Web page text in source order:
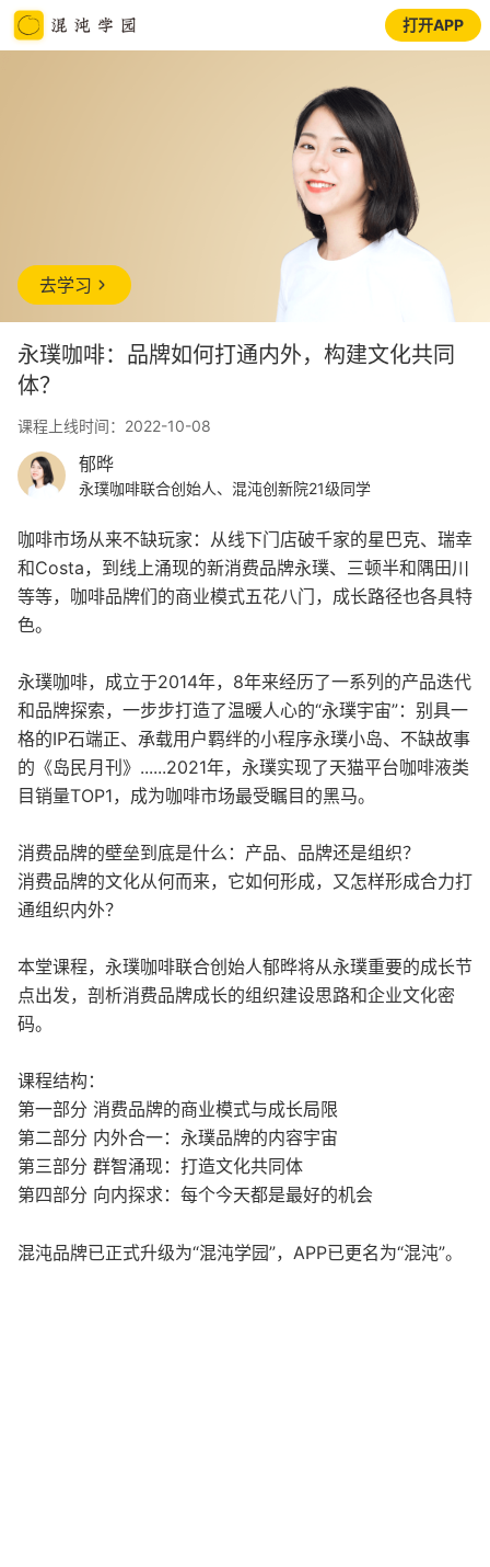
打开APP
去学习
永璞咖啡：品牌如何打通内外，构建文化共同
体？
课程上线时间：2022-10-08
郁晔
永璞咖啡联合创始人、混沌创新院21级同学
咖啡市场从来不缺玩家：从线下门店破千家的星巴克、瑞幸
和Costa，到线上涌现的新消费品牌永璞、三顿半和隅田川
等等，咖啡品牌们的商业模式五花八门，成长路径也各具特
色。
永璞咖啡，成立于2014年，8年来经历了一系列的产品迭代
和品牌探索，一步步打造了温暖人心的“永璞宇宙”：别具一
格的IP石端正、承载用户羁绊的小程序永璞小岛、不缺故事
的《岛民月刊》......2021年，永璞实现了天猫平台咖啡液类
目销量TOP1，成为咖啡市场最受瞩目的黑马。
消费品牌的壁垒到底是什么：产品、品牌还是组织？
消费品牌的文化从何而来，它如何形成，又怎样形成合力打
通组织内外？
本堂课程，永璞咖啡联合创始人郁晔将从永璞重要的成长节
点出发，剖析消费品牌成长的组织建设思路和企业文化密
码。
课程结构：
第一部分 消费品牌的商业模式与成长局限
第二部分 内外合一：永璞品牌的内容宇宙
第三部分 群智涌现：打造文化共同体
第四部分 向内探求：每个今天都是最好的机会
混沌品牌已正式升级为“混沌学园”，APP已更名为“混沌”。